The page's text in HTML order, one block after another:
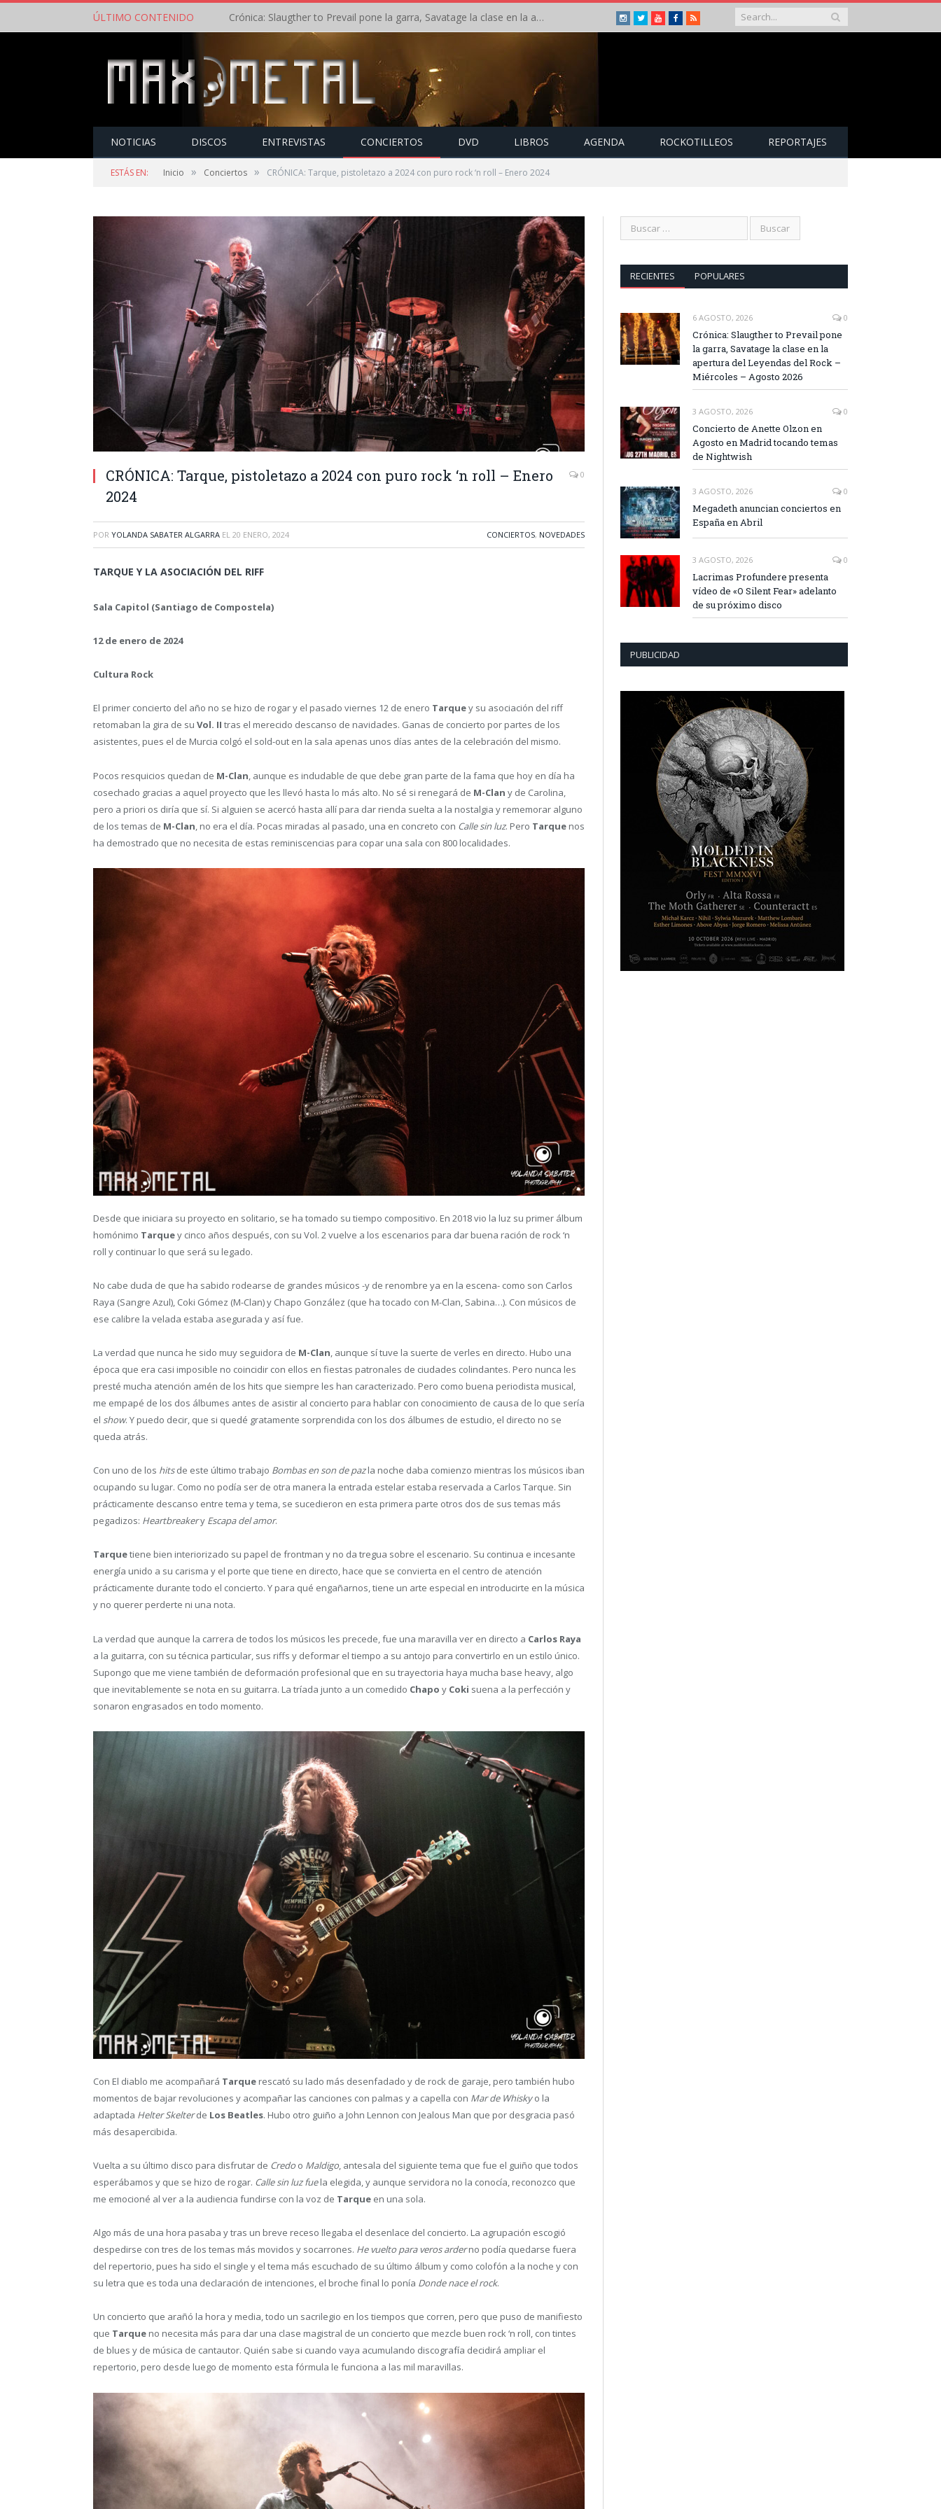
ÚLTIMO CONTENIDO Crónica: Slaugther to Prevail pone la garra, Savatage la clase en la apertura del Leyendas del Rock – Miércoles – Agosto 2026 Instagram
TwitterYoutubeFacebook
RSS
NOTICIAS DISCOS ENTREVISTAS CONCIERTOS DVD LIBROS AGENDA ROCKOTILLEOS REPORTAJES
ESTÁS EN: Inicio » Conciertos » CRÓNICA: Tarque, pistoletazo a 2024 con puro rock ‘n roll – Enero 2024
CRÓNICA: Tarque, pistoletazo a 2024 con puro rock ‘n roll – Enero
2024
0
POR YOLANDA SABATER ALGARRA EL 20 ENERO, 2024 CONCIERTOS, NOVEDADES
TARQUE Y LA ASOCIACIÓN DEL RIFF
Sala Capitol (Santiago de Compostela)
12 de enero de 2024
Cultura Rock
El primer concierto del año no se hizo de rogar y el pasado viernes 12 de enero Tarquey su asociación del riff
retomaban la gira de su Vol. II tras el merecido descanso de navidades. Ganas de concierto por partes de los
asistentes, pues el de Murcia colgó el sold-out en la sala apenas unos días antes de la celebración del mismo.
Pocos resquicios quedan de M-Clan , aunque es indudable de que debe gran parte de la fama que hoy en día ha
cosechado gracias a aquel proyecto que les llevó hasta lo más alto. No sé si renegará de M-Clan y de Carolina,
pero a priori os diría que sí. Si alguien se acercó hasta allí para dar rienda suelta a la nostalgia y rememorar alguno
de los temas de M-Clan , no era el día. Pocas miradas al pasado, una en concreto con Calle sin luz. Pero Tarque nos
ha demostrado que no necesita de estas reminiscencias para copar una sala con 800 localidades.
Desde que iniciara su proyecto en solitario, se ha tomado su tiempo compositivo. En 2018 vio la luz su primer álbum
homónimo Tarquey cinco años después, con su Vol. 2 vuelve a los escenarios para dar buena ración de rock ‘n
roll y continuar lo que será su legado.
No cabe duda de que ha sabido rodearse de grandes músicos -y de renombre ya en la escena- como son Carlos
Raya (Sangre Azul), Coki Gómez (M-Clan) y Chapo González (que ha tocado con M-Clan, Sabina…). Con músicos de
ese calibre la velada estaba asegurada y así fue.
La verdad que nunca he sido muy seguidora de M-Clan, aunque sí tuve la suerte de verles en directo. Hubo una
época que era casi imposible no coincidir con ellos en fiestas patronales de ciudades colindantes. Pero nunca les
presté mucha atención amén de los hits que siempre les han caracterizado. Pero como buena periodista musical,
me empapé de los dos álbumes antes de asistir al concierto para hablar con conocimiento de causa de lo que sería
el show. Y puedo decir, que si quedé gratamente sorprendida con los dos álbumes de estudio, el directo no se
queda atrás.
Con uno de los hitsde este último trabajo Bombas en son de pazla noche daba comienzo mientras los músicos iban
ocupando su lugar. Como no podía ser de otra manera la entrada estelar estaba reservada a Carlos Tarque. Sin
prácticamente descanso entre tema y tema, se sucedieron en esta primera parte otros dos de sus temas más
pegadizos: Heartbreakery Escapa del amor.
Tarquetiene bien interiorizado su papel de frontman y no da tregua sobre el escenario. Su continua e incesante
energía unido a su carisma y el porte que tiene en directo, hace que se convierta en el centro de atención
prácticamente durante todo el concierto. Y para qué engañarnos, tiene un arte especial en introducirte en la música
y no querer perderte ni una nota.
La verdad que aunque la carrera de todos los músicos les precede, fue una maravilla ver en directo a Carlos Raya
a la guitarra, con su técnica particular, sus riffs y deformar el tiempo a su antojo para convertirlo en un estilo único.
Supongo que me viene también de deformación profesional que en su trayectoria haya mucha base heavy, algo
que inevitablemente se nota en su guitarra. La tríada junto a un comedido Chapo y Coki suena a la perfección y
sonaron engrasados en todo momento.
Con El diablo me acompañará Tarque rescató su lado más desenfadado y de rock de garaje, pero también hubo
momentos de bajar revoluciones y acompañar las canciones con palmas y a capella con Mar de Whiskyo la
adaptada Helter Skelterde Los Beatles. Hubo otro guiño a John Lennon con Jealous Man que por desgracia pasó
más desapercibida.
Vuelta a su último disco para disfrutar de Credo o Maldigo, antesala del siguiente tema que fue el guiño que todos
esperábamos y que se hizo de rogar. Calle sin luz fuela elegida, y aunque servidora no la conocía, reconozco que
me emocioné al ver a la audiencia fundirse con la voz de Tarque en una sola.
Algo más de una hora pasaba y tras un breve receso llegaba el desenlace del concierto. La agrupación escogió
despedirse con tres de los temas más movidos y socarrones. He vuelto para veros arderno podía quedarse fuera
del repertorio, pues ha sido el single y el tema más escuchado de su último álbum y como colofón a la noche y con
su letra que es toda una declaración de intenciones, el broche final lo ponía Donde nace el rock.
Un concierto que arañó la hora y media, todo un sacrilegio en los tiempos que corren, pero que puso de manifiesto
que Tarque no necesita más para dar una clase magistral de un concierto que mezcle buen rock ‘n roll, con tintes
de blues y de música de cantautor. Quién sabe si cuando vaya acumulando discografía decidirá ampliar el
repertorio, pero desde luego de momento esta fórmula le funciona a las mil maravillas.
RECIENTES POPULARES
6 AGOSTO, 2026 0
Crónica: Slaugther to Prevail pone
la garra, Savatage la clase en la
apertura del Leyendas del Rock –
Miércoles – Agosto 2026
3 AGOSTO, 2026 0
Concierto de Anette Olzon en
Agosto en Madrid tocando temas
de Nightwish
3 AGOSTO, 2026 0
Megadeth anuncian conciertos en
España en Abril
3 AGOSTO, 2026 0
Lacrimas Profundere presenta
vídeo de «O Silent Fear» adelanto
de su próximo disco
PUBLICIDAD